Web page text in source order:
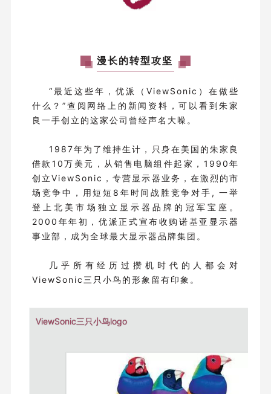
漫长的转型攻坚
“最近这些年，优派（ViewSonic）在做些
什么？”查阅网络上的新闻资料，可以看到朱家
良一手创立的这家公司曾经声名大噪。
1987年为了维持生计，只身在美国的朱家良
借款10万美元，从销售电脑组件起家，1990年
创立ViewSonic，专营显示器业务，在激烈的市
场竞争中，用短短8年时间战胜竞争对手, 一举
登上北美市场独立显示器品牌的冠军宝座。
2000年年初，优派正式宣布收购诺基亚显示器
事业部，成为全球最大显示器品牌集团。
几乎所有经历过攒机时代的人都会对
ViewSonic三只小鸟的形象留有印象。
ViewSonic三只小鸟logo